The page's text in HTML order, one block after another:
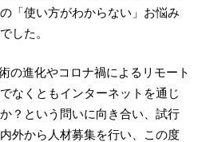
「使い方がわからない」お悩み
した。
の進化やコロナ禍によるリモート
なくともインターネットを通じ
？という問いに向き合い、試行
外から人材募集を行い、この度